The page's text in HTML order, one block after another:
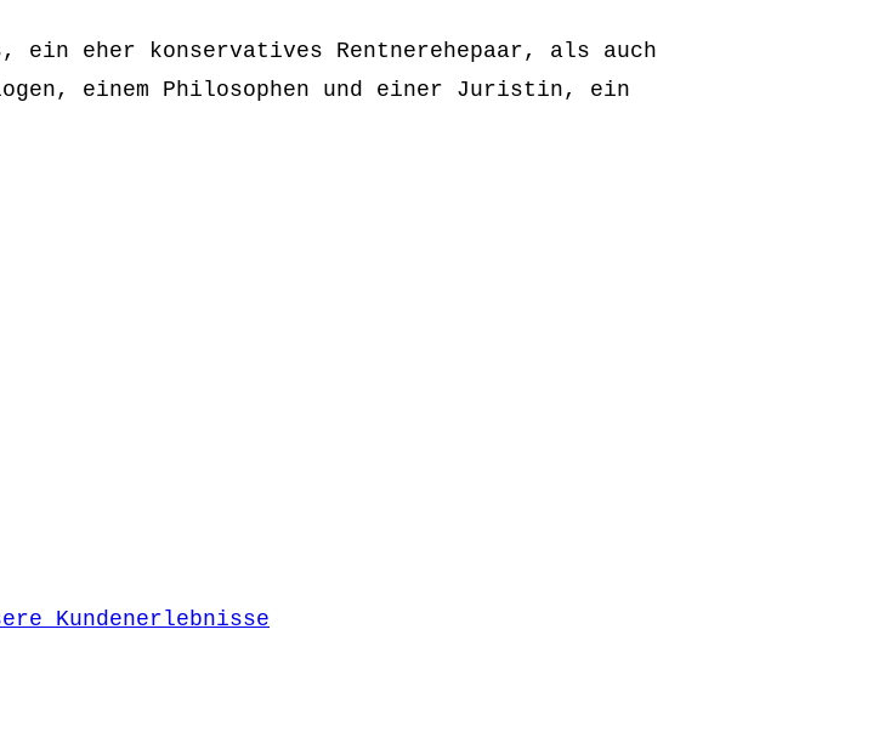
ein eher konservatives Rentnerehepaar, als auch
einem Philosophen und einer Juristin, ein
Kundenerlebnisse